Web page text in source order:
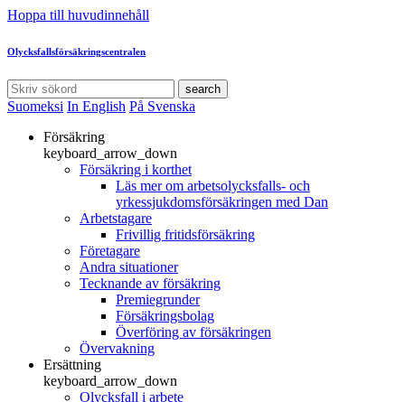
Hoppa till huvudinnehåll
Olycksfallsförsäkringscentralen
search
Suomeksi In English På Svenska
Försäkring
keyboard_arrow_down
Försäkring i korthet
Läs mer om arbetsolycksfalls- och
yrkessjukdomsförsäkringen med Dan
Arbetstagare
Frivillig fritidsförsäkring
Företagare
Andra situationer
Tecknande av försäkring
Premiegrunder
Försäkringsbolag
Överföring av försäkringen
Övervakning
Ersättning
keyboard_arrow_down
Olycksfall i arbete